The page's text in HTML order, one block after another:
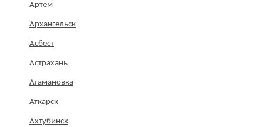
Артем
Архангельск
Асбест
Астрахань
Атамановка
Аткарск
Ахтубинск